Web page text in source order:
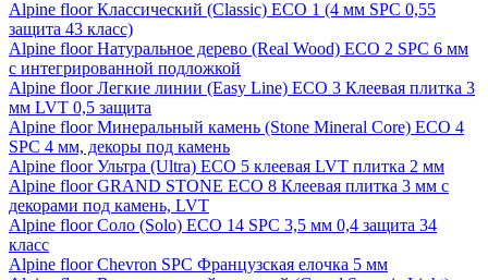
Alpine floor Классический (Classic) ECO 1 (4 мм SPC 0,55
защита 43 класс)
Alpine floor Натуральное дерево (Real Wood) ECO 2 SPC 6 мм
с интегрированной подложкой
Alpine floor Легкие линии (Easy Line) ECO 3 Клеевая плитка 3
мм LVT 0,5 защита
Alpine floor Минеральный камень (Stone Mineral Core) ECO 4
SPC 4 мм, декоры под камень
Alpine floor Ультра (Ultra) ECO 5 клеевая LVT плитка 2 мм
Alpine floor GRAND STONE ECO 8 Клеевая плитка 3 мм с
декорами под камень, LVT
Alpine floor Соло (Solo) ECO 14 SPC 3,5 мм 0,4 защита 34
класс
Alpine floor Chevron SPC Французская елочка 5 мм